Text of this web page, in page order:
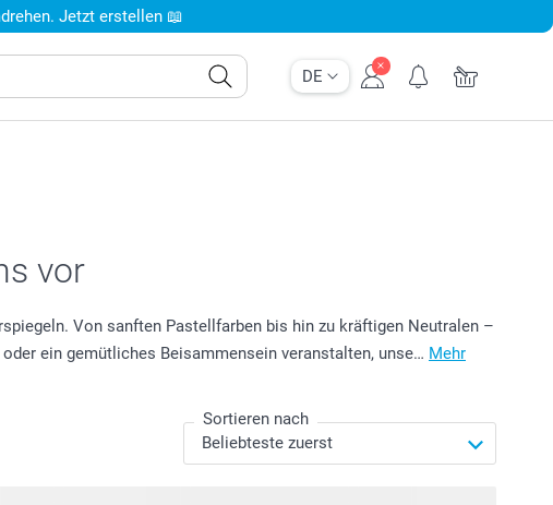
DE
Jetzt erstellen 📖
vor
Von sanften Pastellfarben bis hin zu kräftigen Neutralen –
ein gemütliches Beisammensein veranstalten, unse… Mehr
Sortieren nach